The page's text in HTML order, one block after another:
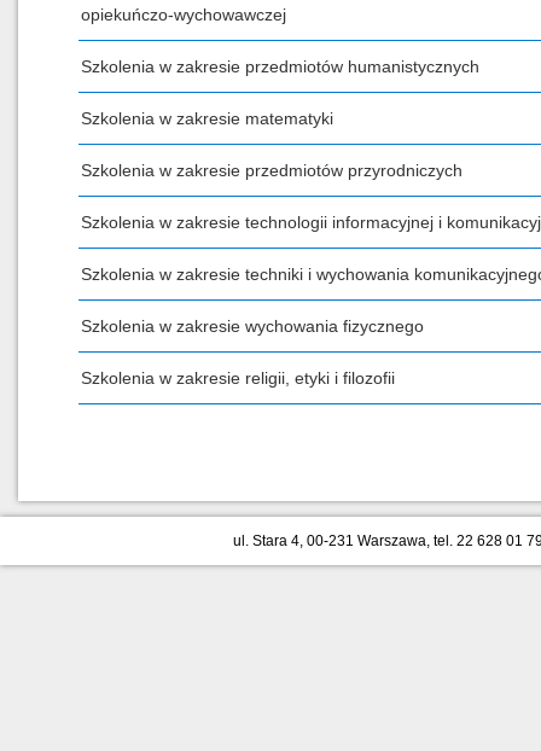
opiekuńczo-wychowawczej
Szkolenia w zakresie przedmiotów humanistycznych
Szkolenia w zakresie matematyki
Szkolenia w zakresie przedmiotów przyrodniczych
Szkolenia w zakresie technologii informacyjnej i
Szkolenia w zakresie techniki i wychowania
Szkolenia w zakresie wychowania fizycznego
Szkolenia w zakresie religii, etyki i filozofii
ul. Stara 4, 00-231 Warszawa, tel. 22 628 01